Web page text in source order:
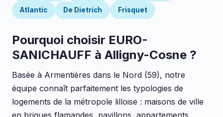
Atlantic De Dietrich Frisquet
Pourquoi choisir EURO-
SANICHAUFF à Alligny-Cosne ?
Basée à Armentières dans le Nord (59), notre
équipe connaît parfaitement les typologies de
logements de la métropole lilloise : maisons de ville
en briques flamandes, pavillons, appartements